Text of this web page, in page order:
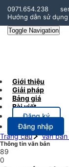
0971.654.238
Hướng dẫn sử dụng
Toggle Navigation
Giới thiệu
Giải pháp
Bảng giá
Bài viết
Đăng ký
Đăng nhập
Trang chủ
Văn
Thông tin văn bản
89
0